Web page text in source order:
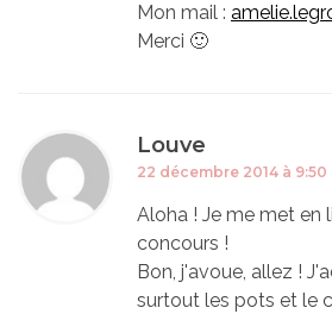
Mon mail :
Merci 🙂
Louve
22 décembre 2014 à 9:50
Aloha ! Je me met en
concours !
Bon, j'avoue, allez !
surtout les pots et le